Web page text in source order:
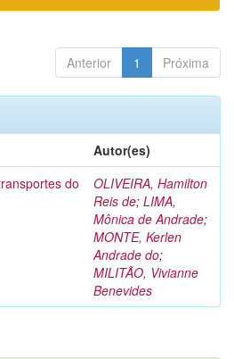
Anterior 1 Próxima
Autor(es)
do
OLIVEIRA, Hamilton
Reis de; LIMA,
Mônica de Andrade;
MONTE, Kerlen
Andrade do;
MILITÃO, Vivianne
Benevides